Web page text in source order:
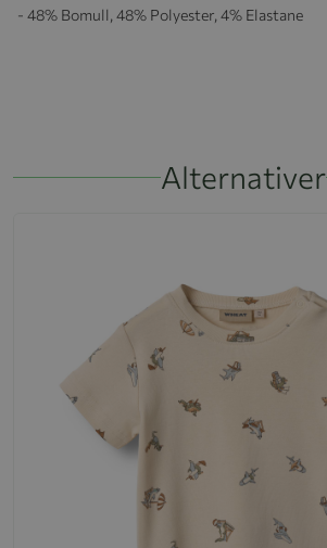
- 48% Bomull, 48% Polyester, 4% Elastane
Alternativer